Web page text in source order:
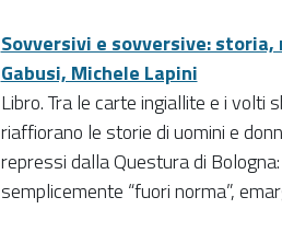
Sovversivi e sovversive:
Gabusi, Michele Lapini
Libro. Tra le carte ingiallite e i volti
riaffiorano le storie di uomini e
repressi dalla Questura di
semplicemente “fuori norma”,